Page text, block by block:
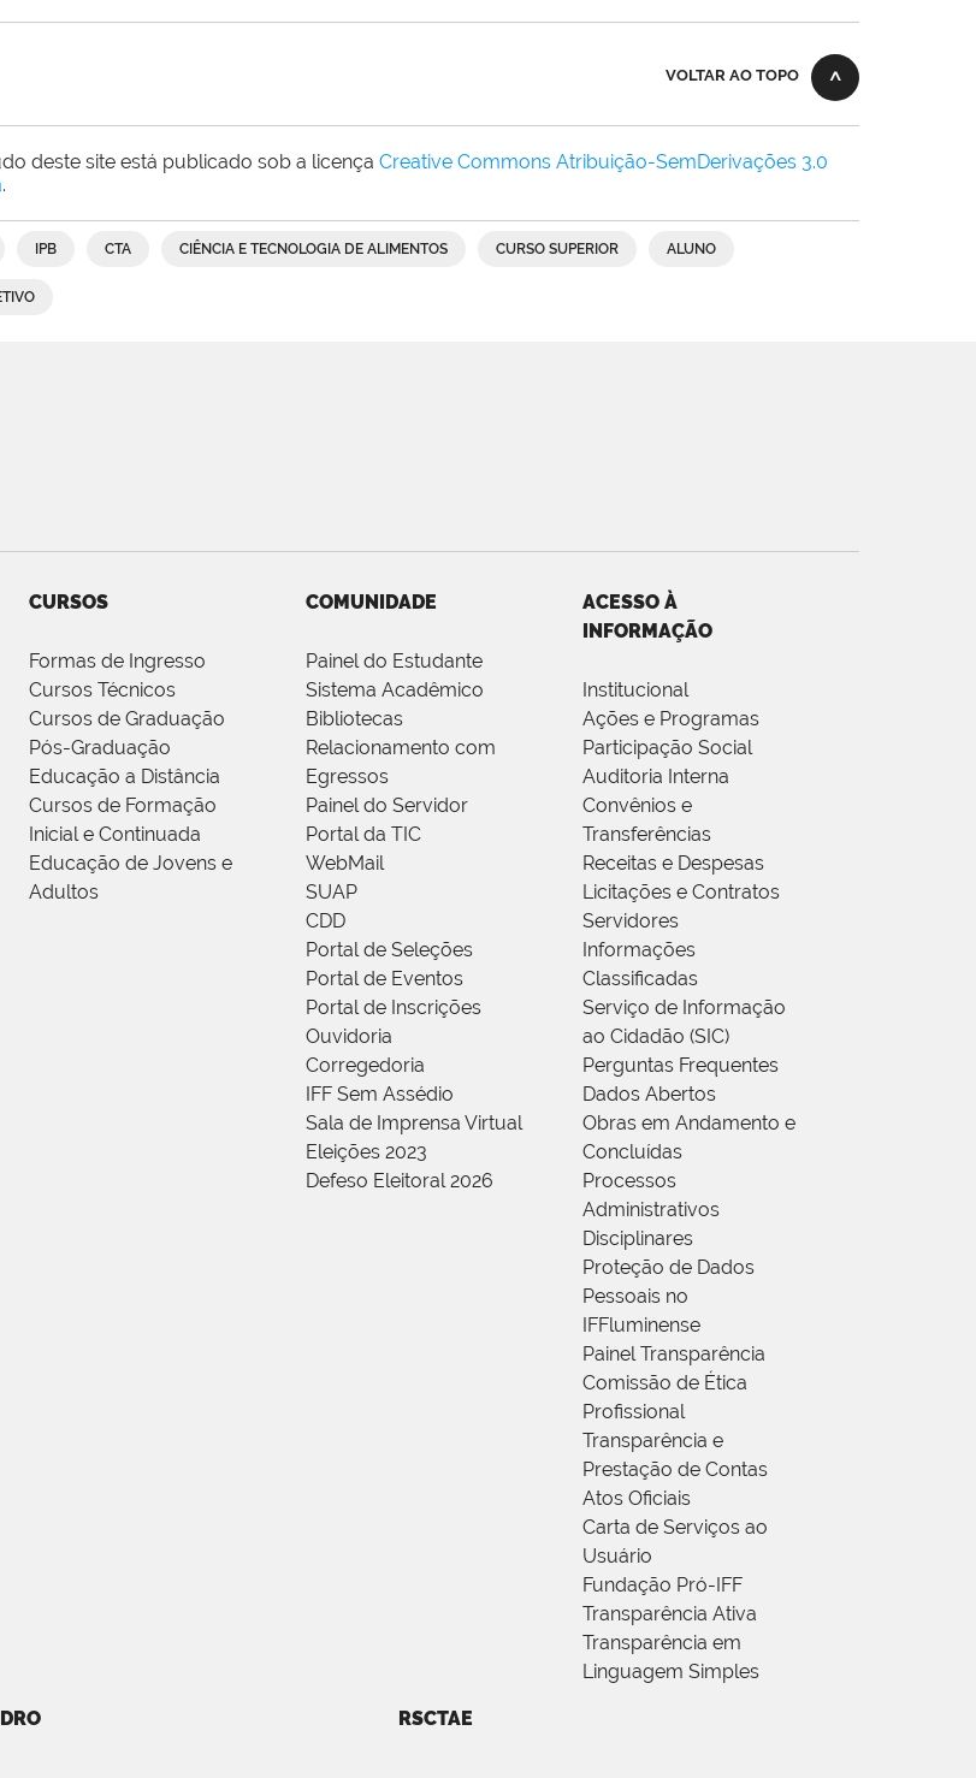
VOLTAR AO TOPO
deste site está publicado sob a licença Creative Commons Atribuição-SemDerivações 3.0
.
IPB CTA CIÊNCIA E TECNOLOGIA DE ALIMENTOS CURSO SUPERIOR ALUNO
CURSOS
Formas de Ingresso
Cursos Técnicos
Cursos de Graduação
Pós-Graduação
Educação a Distância
Cursos de Formação
Inicial e Continuada
Educação de Jovens e
Adultos
COMUNIDADE
Painel do Estudante
Sistema Acadêmico
Bibliotecas
Relacionamento com
Egressos
Painel do Servidor
Portal da TIC
WebMail
SUAP
CDD
Portal de Seleções
Portal de Eventos
Portal de Inscrições
Ouvidoria
Corregedoria
IFF Sem Assédio
Sala de Imprensa Virtual
Eleições 2023
Defeso Eleitoral 2026
ACESSO À
INFORMAÇÃO
Institucional
Ações e Programas
Participação Social
Auditoria Interna
Convênios e
Transferências
Receitas e Despesas
Licitações e Contratos
Servidores
Informações
Classificadas
Serviço de Informação
ao Cidadão (SIC)
Perguntas Frequentes
Dados Abertos
Obras em Andamento e
Concluídas
Processos
Administrativos
Disciplinares
Proteção de Dados
Pessoais no
IFFluminense
Painel Transparência
Comissão de Ética
Profissional
Transparência e
Prestação de Contas
Atos Oficiais
Carta de Serviços ao
Usuário
Fundação Pró-IFF
Transparência Ativa
Transparência em
Linguagem Simples
RSCTAE